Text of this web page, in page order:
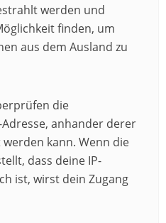
werden und
finden, um
aus dem Ausland zu
die
anhander derer
kann. Wenn die
dass deine IP-
ist, wirst dein Zugang